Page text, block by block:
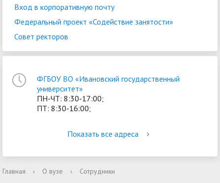
Вход в корпоративную почту
Федеральный проект «Содействие занятости»
Совет ректоров
ФГБОУ ВО «Ивановский государственный
университет»
ПН-ЧТ: 8:30-17:00;
ПТ: 8:30-16:00;
Показать все адреса
Главная › О вузе › Сотрудники